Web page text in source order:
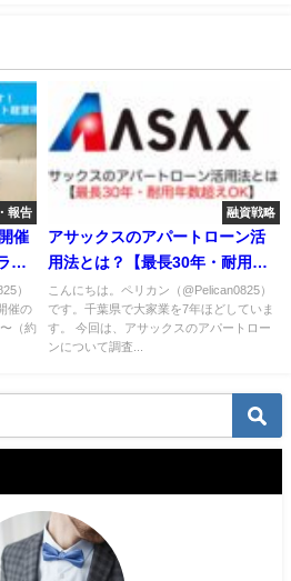
報告
催
イ
）
催の
（約
融資戦略
アサックスのアパートローン活
用法とは？【最長30年・耐用年
数超OK】
こんにちは。ペリカン（@Pelican0825）
です。千葉県で大家業を7年ほどしていま
す。 今回は、アサックスのアパートロー
ンについて調査...